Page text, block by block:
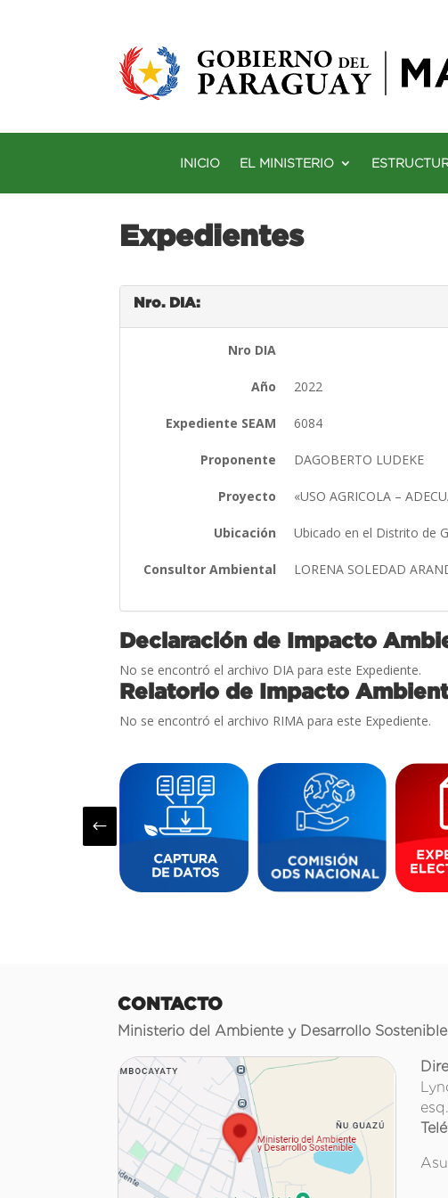
INICIO EL MINISTERIO
Expedientes
Nro. DIA:
Nro DIA
Año 2022
Expediente SEAM 6084
Proponente DAGOBERTO LUDEKE
Proyecto «USO AGRICOLA –
Ubicación Ubicado en el Distrito de
Consultor Ambiental LORENA SOLEDAD
Declaración de Impacto
No se encontró el archivo DIA para este Expediente.
Relatorio de Impacto
No se encontró el archivo RIMA para este Expediente.
#
CONTACTO
Ministerio del Ambiente y Desarrollo Sostenible